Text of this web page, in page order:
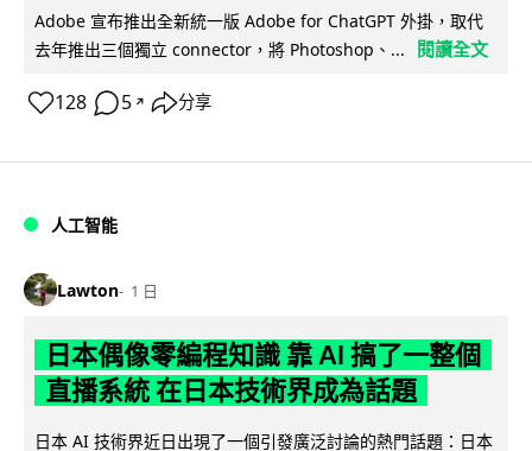
Adobe 宣布推出全新統一版 Adobe for ChatGPT 外掛，取代
去年推出三個獨立 connector，將 Photoshop、...
閱讀全文
128 5 ↗ 分享
人工智能
Lawton 1 日
日本偶像零編程知識 靠 AI 搞了一整個
直播系統 在日本技術界成為話題
日本 AI 技術界近日出現了一個引發廣泛討論的熱門話題：日本